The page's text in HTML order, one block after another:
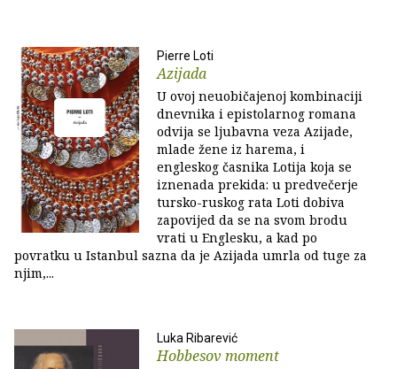
Pierre Loti
Azijada
U ovoj neuobičajenoj kombinaciji
dnevnika i epistolarnog romana
odvija se ljubavna veza Azijade,
mlade žene iz harema, i
engleskog časnika Lotija koja se
iznenada prekida: u predvečerje
tursko-ruskog rata Loti dobiva
zapovijed da se na svom brodu
vrati u Englesku, a kad po
povratku u Istanbul sazna da je Azijada umrla od tuge za
njim,...
Luka Ribarević
Hobbesov moment